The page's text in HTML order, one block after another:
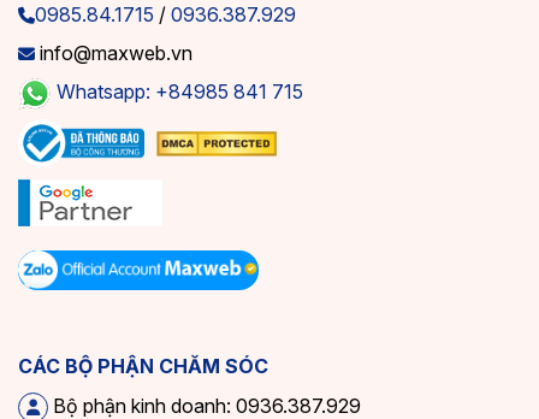
0985.84.1715 / 0936.387.929
info@maxweb.vn
Whatsapp: +84985 841 715
CÁC BỘ PHẬN CHĂM SÓC
Bộ phận kinh doanh: 0936.387.929